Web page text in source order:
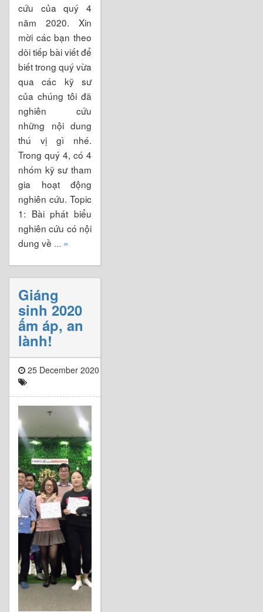
cứu của quý 4
năm 2020. Xin
mời các bạn theo
dõi tiếp bài viết để
biết trong quý vừa
qua các kỹ sư
của chúng tôi đã
nghiên cứu
những nội dung
thú vị gì nhé.
Trong quý 4, có 4
nhóm kỹ sư tham
gia hoạt động
nghiên cứu. Topic
1: Bài phát biểu
nghiên cứu có nội
dung về ... »
Giáng
sinh 2020
ấm áp, an
lành!
25 December 2020